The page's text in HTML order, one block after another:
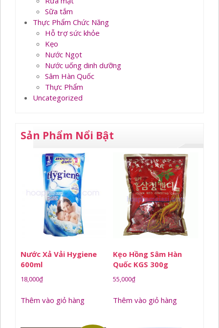
Sữa tắm
Thực Phẩm Chức Năng
Hỗ trợ sức khỏe
Kẹo
Nước Ngọt
Nước uống dinh dưỡng
Sâm Hàn Quốc
Thực Phẩm
Uncategorized
Sản Phẩm Nổi Bật
Nước Xả Vải Hygiene
600ml
18,000₫
Thêm vào giỏ hàng
Kẹo Hồng Sâm Hàn
Quốc KGS 300g
55,000₫
Thêm vào giỏ hàng